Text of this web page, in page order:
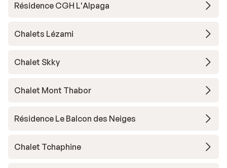
Résidence CGH L'Alpaga
Chalets Lézami
Chalet Skky
Chalet Mont Thabor
Résidence Le Balcon des Neiges
Chalet Tchaphine